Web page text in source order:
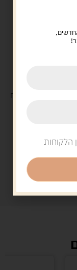
הלקוחות